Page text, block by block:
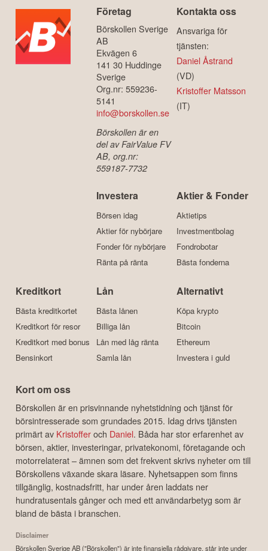
Företag
Börskollen Sverige
AB
Ekvägen 6
141 30 Huddinge
Sverige
Org.nr: 559236-
5141
info@borskollen.se
Börskollen är en
del av FairValue FV
AB, org.nr:
559187-7732
Kontakta oss
Ansvariga för
tjänsten:
Daniel Åstrand
(VD)
Kristoffer Matsson
(IT)
Investera
Börsen idag
Aktier för nybörjare
Fonder för nybörjare
Ränta på ränta
Aktier & Fonder
Aktietips
Investmentbolag
Fondrobotar
Bästa fonderna
Kreditkort
Bästa kreditkortet
Kreditkort för resor
Kreditkort med bonus
Bensinkort
Lån
Bästa lånen
Billiga lån
Lån med låg ränta
Samla lån
Alternativt
Köpa krypto
Bitcoin
Ethereum
Investera i guld
Kort om oss
Börskollen är en prisvinnande nyhetstidning och tjänst för
börsintresserade som grundades 2015. Idag drivs tjänsten
primärt av Kristofferoch Daniel. Båda har stor erfarenhet av
börsen, aktier, investeringar, privatekonomi, företagande och
motorrelaterat – ämnen som det frekvent skrivs nyheter om till
Börskollens växande skara läsare. Nyhetsappen som finns
tillgänglig, kostnadsfritt, har under åren laddats ner
hundratusentals gånger och med ett användarbetyg som är
bland de bästa i branschen.
Disclaimer
Börskollen Sverige AB ("Börskollen") är inte finansiella rådgivare, står inte under